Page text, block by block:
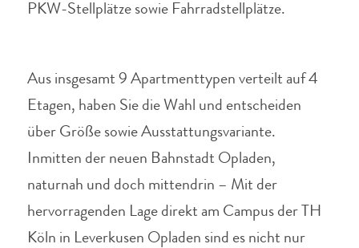
PKW-Stellplätze sowie Fahrradstellplätze.
Aus insgesamt 9 Apartmenttypen verteilt auf 4
Etagen, haben Sie die Wahl und entscheiden
über Größe sowie Ausstattungsvariante.
Inmitten der neuen Bahnstadt Opladen,
naturnah und doch mittendrin – Mit der
hervorragenden Lage direkt am Campus der TH
Köln in Leverkusen Opladen sind es nicht nur